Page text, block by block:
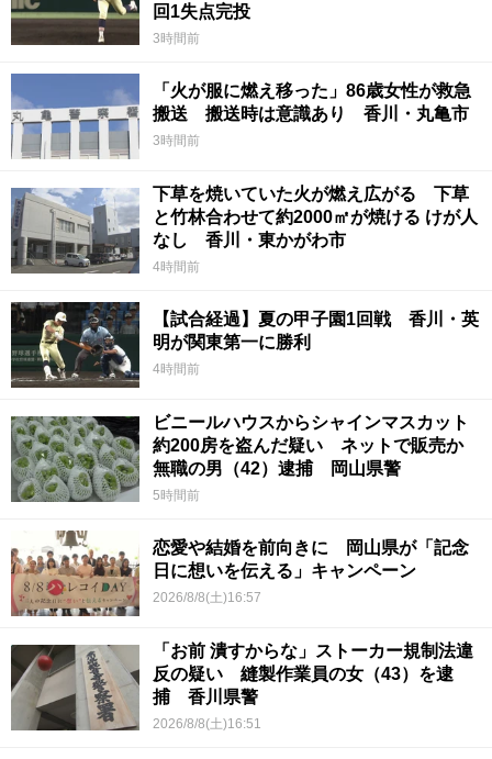
回1失点完投
3時間前
「火が服に燃え移った」86歳女性が救急
搬送 搬送時は意識あり 香川・丸亀市
3時間前
下草を焼いていた火が燃え広がる 下草
と竹林合わせて約2000㎡が焼ける けが人
なし 香川・東かがわ市
4時間前
【試合経過】夏の甲子園1回戦 香川・英
明が関東第一に勝利
4時間前
ビニールハウスからシャインマスカット
約200房を盗んだ疑い ネットで販売か
無職の男（42）逮捕 岡山県警
5時間前
恋愛や結婚を前向きに 岡山県が「記念
日に想いを伝える」キャンペーン
2026/8/8(土)16:57
「お前 潰すからな」ストーカー規制法違
反の疑い 縫製作業員の女（43）を逮
捕 香川県警
2026/8/8(土)16:51